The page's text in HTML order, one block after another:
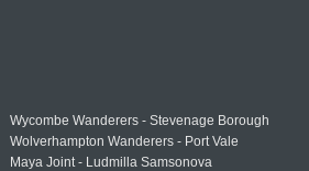
Wycombe Wanderers - Stevenage Borough
Wolverhampton Wanderers - Port Vale
Maya Joint - Ludmilla Samsonova